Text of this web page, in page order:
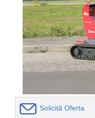
Solicită Oferta